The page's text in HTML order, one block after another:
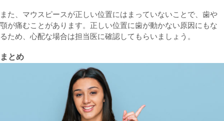
また、マウスピースが正しい位置にはまっていないことで、歯や
顎が痛むことがあります。正しい位置に歯が動かない原因にもな
るため、心配な場合は担当医に確認してもらいましょう。
まとめ